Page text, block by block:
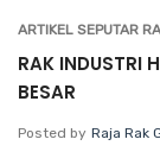
ARTIKEL SEPUTAR
RAK INDUSTRI
BESAR
Posted by Raja Rak